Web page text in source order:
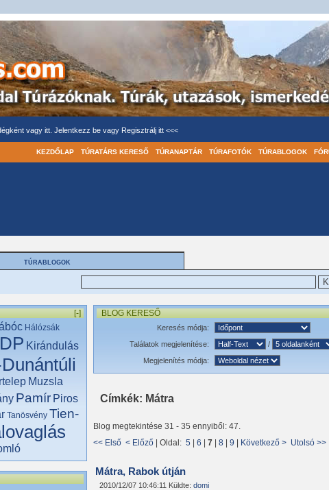
vagy itt. Jelentkezz be vagy Regisztrálj itt <<<
KEZDŐLAP TÚRATÁRS KERESŐ TÚRANAPTÁR TÚRAFOTÓK TÚRABLOGOK
TÚRABLOGOK
[-]
Hálózsák
Kirándulás
Muzsla
Pamír Piros
Tanösvény Tien-
BLOG KERESŐ
Keresés módja:
Találatok megjelenítése:
/
Megjelenítés módja:
Címkék: Mátra
Blog megtekintése 31 - 35 ennyiből: 47.
<< Első < Előző | Oldal: 5 6 7 8 9 Következő > Utolsó >>
Mátra, Rabok útján
2010/12/07 10:46:11 Küldte: domi